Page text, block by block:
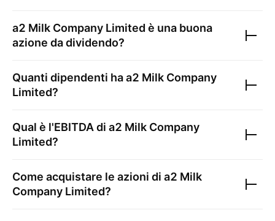
a2 Milk Company Limited è una buona
azione da dividendo?
Quanti dipendenti haa2 Milk Company
Limited?
Qual è l'EBITDA di a2 Milk Company
Limited?
Come acquistare le azioni di a2 Milk
Company Limited?